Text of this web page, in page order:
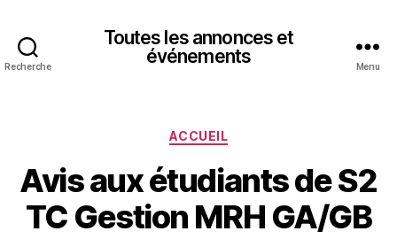
Recherche
Toutes les annonces et
événements
Menu
Catégories
ACCUEIL
Avis aux étudiants de S2
TC Gestion MRH GA/GB